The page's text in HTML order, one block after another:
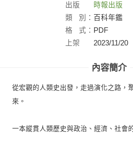
出版
社：
時報出版
類
別： 百科年鑑
格
式： PDF
上架
2023/11/20
內容簡介
從宏觀的人類史出發，走過演化之路，
來。
一本縱貫人類歷史與政治、經濟、社會